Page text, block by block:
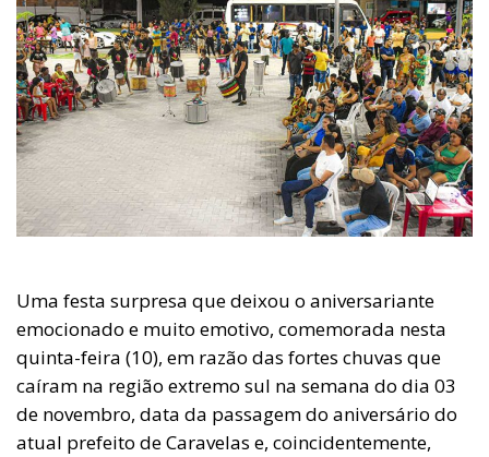
Uma festa surpresa que deixou o aniversariante
emocionado e muito emotivo, comemorada nesta
quinta-feira (10), em razão das fortes chuvas que
caíram na região extremo sul na semana do dia 03
de novembro, data da passagem do aniversário do
atual prefeito de Caravelas e, coincidentemente,